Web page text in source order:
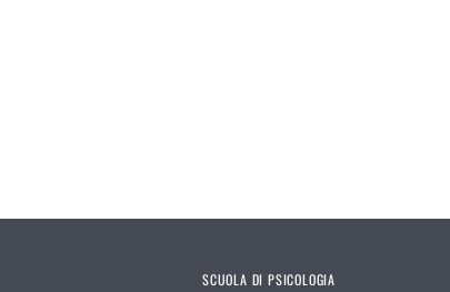
SCUOLA DI PSICOLOGIA